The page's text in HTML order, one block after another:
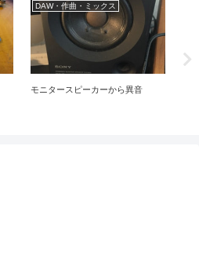
DAW・作曲・ミックス
モニタースピーカーから異音